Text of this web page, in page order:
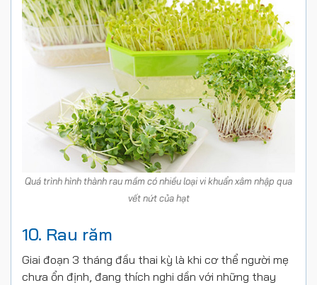
Quá trình hình thành rau mầm có nhiều loại vi khuẩn xâm nhập qua
vết nứt của hạt
10. Rau răm
Giai đoạn 3 tháng đầu thai kỳ là khi cơ thể người mẹ
chưa ổn định, đang thích nghi dần với những thay